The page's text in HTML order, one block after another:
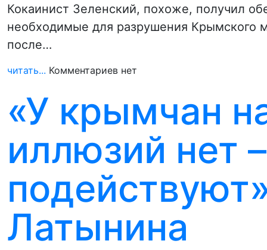
Кокаинист Зеленский, похоже, получил
необходимые для разрушения Крымского
после…
читать... Комментариев нет
«У крымчан
иллюзий нет
Латынина